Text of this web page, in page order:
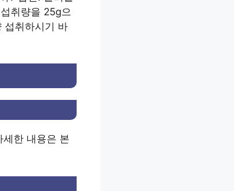
취량을 25g으
섭취하시기 바
한 내용은 본